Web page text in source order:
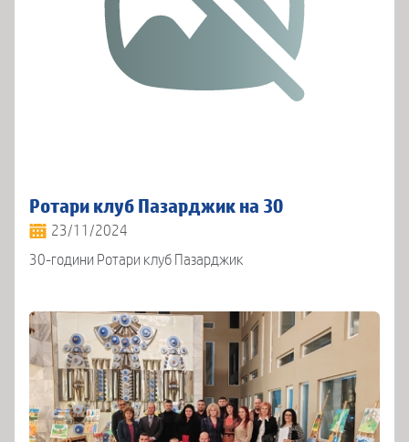
Ротари клуб Пазарджик на 30
23/11/2024
30-години Ротари клуб Пазарджик